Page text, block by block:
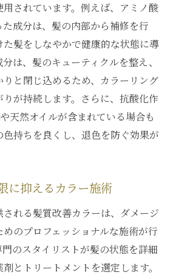
されています。例えば、アミノ酸
成分は、髪の内部から補修を行
髪をしなやかで健康的な状態に導
は、髪のキューティクルを整え、
と閉じ込めるため、カラーリング
が持続します。さらに、抗酸化作
天然オイルが含まれている場合も
持ちを良くし、退色を防ぐ効果が
に抑えるカラー施術
れる髪質改善カラーは、ダメージ
のプロフェッショナルな施術が行
のスタイリストが髪の状態を詳細
とトリートメントを選定します。